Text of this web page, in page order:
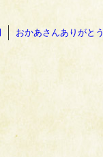
おかあさんありがとう